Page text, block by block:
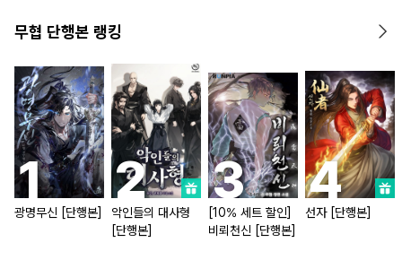
무협 단행본 랭킹
광명무신 [단행본]
악인들의 대사형
[단행본]
[10% 세트 할인]
비뢰천신 [단행본]
선자 [단행본]